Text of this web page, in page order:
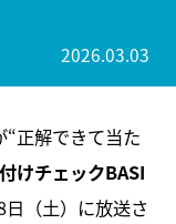
2026.03.03
正解できて当た
けチェックBASI
日（土）に放送さ